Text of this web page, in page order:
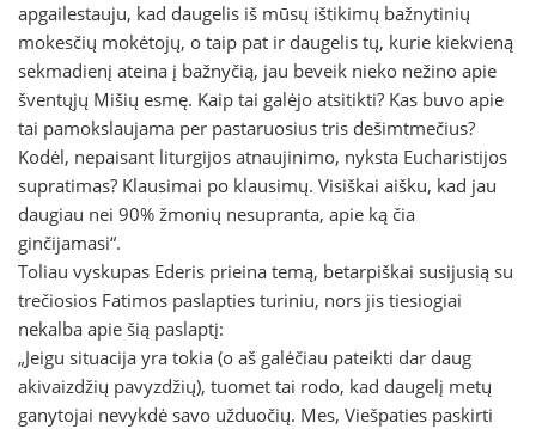
apgailestauju, kad daugelis iš mūsų ištikimų bažnytinių
mokesčių mokėtojų, o taip pat ir daugelis tų, kurie kiekvieną
sekmadienį ateina į bažnyčią, jau beveik nieko nežino apie
šventųjų Mišių esmę. Kaip tai galėjo atsitikti? Kas buvo apie
tai pamokslaujama per pastaruosius tris dešimtmečius?
Kodėl, nepaisant liturgijos atnaujinimo, nyksta Eucharistijos
supratimas? Klausimai po klausimų. Visiškai aišku, kad jau
daugiau nei 90% žmonių nesupranta, apie ką čia
ginčijamasi“.
Toliau vyskupas Ederis prieina temą, betarpiškai susijusią su
trečiosios Fatimos paslapties turiniu, nors jis tiesiogiai
nekalba apie šią paslaptį:
„Jeigu situacija yra tokia (o aš galėčiau pateikti dar daug
akivaizdžių pavyzdžių), tuomet tai rodo, kad daugelį metų
ganytojai nevykdė savo užduočių. Mes, Viešpaties paskirti